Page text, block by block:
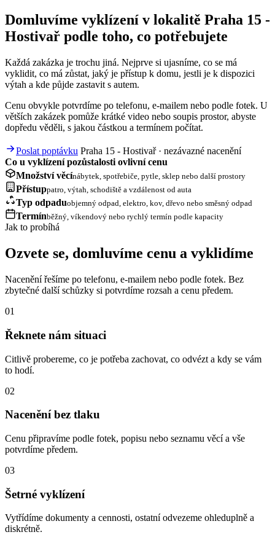
Domluvíme vyklízení v lokalitě Praha 15 -
Hostivař podle toho, co potřebujete
Každá zakázka je trochu jiná. Nejprve si ujasníme, co se má
vyklidit, co má zůstat, jaký je přístup k domu, jestli je k dispozici
výtah a kde půjde zastavit s autem.
Cenu obvykle potvrdíme po telefonu, e-mailem nebo podle fotek. U
větších zakázek pomůže krátké video nebo soupis prostor, abyste
dopředu věděli, s jakou částkou a termínem počítat.
Poslat poptávku Praha 15 - Hostivař · nezávazné nacenění
Co u vyklízení pozůstalosti ovlivní cenu
Množství věcínábytek, spotřebiče, pytle, sklep nebo další prostory
Přístuppatro, výtah, schodiště a vzdálenost od auta
Typ odpaduobjemný odpad, elektro, kov, dřevo nebo směsný odpad
Termínběžný, víkendový nebo rychlý termín podle kapacity
Jak to probíhá
Ozvete se, domluvíme cenu a vyklidíme
Nacenění řešíme po telefonu, e-mailem nebo podle fotek. Bez
zbytečné další schůzky si potvrdíme rozsah a cenu předem.
01
Řeknete nám situaci
Citlivě probereme, co je potřeba zachovat, co odvézt a kdy se vám
to hodí.
02
Nacenění bez tlaku
Cenu připravíme podle fotek, popisu nebo seznamu věcí a vše
potvrdíme předem.
03
Šetrné vyklízení
Vytřídíme dokumenty a cennosti, ostatní odvezeme ohleduplně a
diskrétně.